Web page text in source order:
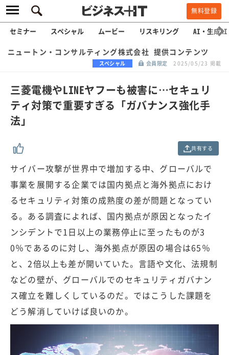
無料登録
セミナー スペシャル ムービー リスキリング AI・生成AI
ニュートン・コンサルティング株式会社 提供コンテンツ
スペシャル 会員限定 2025/05/23 掲載
三菱電機やLINEヤフーも被害に…セキュリ
ティ対策で重要すぎる「ガバナンス強化手
法」
共有する
サイバー攻撃が世界中で増加する中、グローバルで
事業を展開する企業では国内拠点と海外拠点におけ
るセキュリティ対策の成熟度の差が問題となってい
る。ある調査によれば、国内拠点が原因となったイ
ンシデントで1日以上の業務停止に至ったものが3
0％であるのに対し、海外拠点が原因の場合は65％
と、2倍以上も差が開いていた。言語や文化、法規制
などの壁が、グローバルでのセキュリティガバナン
ス確立を難しくしているのだ。ではこうした課題を
どう解消していけば良いのか。